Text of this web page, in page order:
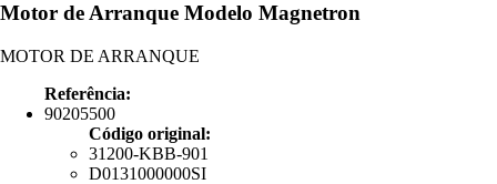
Motor de Arranque Modelo Magnetron
MOTOR DE ARRANQUE
Referência:
90205500
Código original:
31200-KBB-901
D0131000000SI